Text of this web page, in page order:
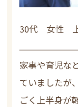
30代 女性
家事や育児な
ていましたが
ごく上半身が